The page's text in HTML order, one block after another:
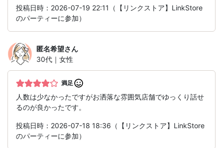
投稿日時：2026-07-19 22:11（【リンクストア】LinkStore
のパーティーに参加）
匿名希望さん
30代｜女性
満足
人数は少なかったですがお洒落な雰囲気店舗でゆっくり話せ
るのが良かったです。
投稿日時：2026-07-18 18:36（【リンクストア】LinkStore
のパーティーに参加）